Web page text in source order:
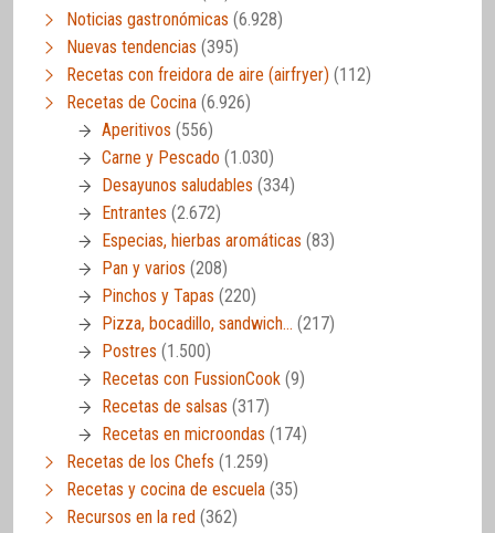
Noticias gastronómicas (6.928)
Nuevas tendencias (395)
Recetas con freidora de aire (airfryer) (112)
Recetas de Cocina (6.926)
Aperitivos (556)
Carne y Pescado (1.030)
Desayunos saludables (334)
Entrantes (2.672)
Especias, hierbas aromáticas (83)
Pan y varios (208)
Pinchos y Tapas (220)
Pizza, bocadillo, sandwich… (217)
Postres (1.500)
Recetas con FussionCook (9)
Recetas de salsas (317)
Recetas en microondas (174)
Recetas de los Chefs (1.259)
Recetas y cocina de escuela (35)
Recursos en la red (362)